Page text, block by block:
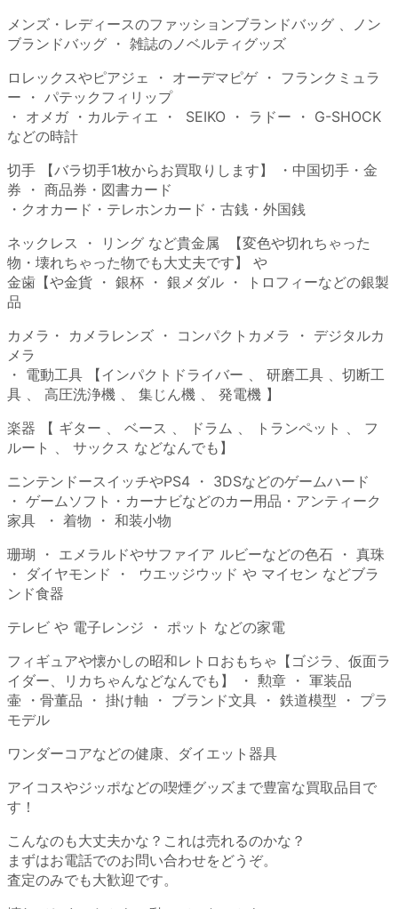
メンズ・レディースのファッションブランドバッグ 、ノン
ブランドバッグ ・ 雑誌のノベルティグッズ
ロレックスやピアジェ ・ オーデマピゲ ・ フランクミュラ
ー ・ パテックフィリップ
・ オメガ ・カルティエ ・ SEIKO ・ ラドー ・ G-SHOCK
などの時計
切手 【バラ切手1枚からお買取りします】 ・中国切手・金
券 ・ 商品券・図書カード
・クオカード・テレホンカード・古銭・外国銭
ネックレス ・ リング など貴金属 【変色や切れちゃった
物・壊れちゃった物でも大丈夫です】 や
金歯【や金貨 ・ 銀杯 ・ 銀メダル ・ トロフィーなどの銀製
品
カメラ・ カメラレンズ ・ コンパクトカメラ ・ デジタルカ
メラ
・ 電動工具 【インパクトドライバー 、 研磨工具 、切断工
具 、 高圧洗浄機 、 集じん機 、 発電機 】
楽器 【 ギター 、 ベース 、 ドラム 、 トランペット 、 フ
ルート 、 サックス などなんでも】
ニンテンドースイッチやPS4 ・ 3DSなどのゲームハード
・ ゲームソフト・カーナビなどのカー用品・アンティーク
家具 ・ 着物 ・ 和装小物
珊瑚 ・ エメラルドやサファイア ルビーなどの色石 ・ 真珠
・ ダイヤモンド ・ ウエッジウッド や マイセン などブラ
ンド食器
テレビ や 電子レンジ ・ ポット などの家電
フィギュアや懐かしの昭和レトロおもちゃ【ゴジラ、仮面ラ
イダー、リカちゃんなどなんでも】 ・ 勲章 ・ 軍装品
壷 ・骨董品 ・ 掛け軸 ・ ブランド文具 ・ 鉄道模型 ・ プラ
モデル
ワンダーコアなどの健康、ダイエット器具
アイコスやジッポなどの喫煙グッズまで豊富な買取品目で
す！
こんなのも大丈夫かな？これは売れるのかな？
まずはお電話でのお問い合わせをどうぞ。
査定のみでも大歓迎です。